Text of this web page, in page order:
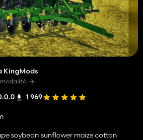
KingMods
1 969
soybean sunflower maize cotton